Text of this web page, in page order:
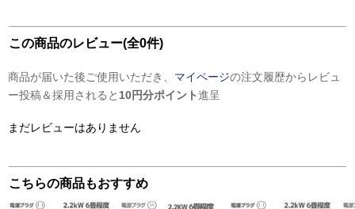
この商品のレビュー(全0件)
商品が届いた後ご使用いただき、 マイページの注文履歴からレビュ
ー投稿＆採用されると 10円分ポイント進呈
まだレビューはありません
こちらの商品もおすすめ